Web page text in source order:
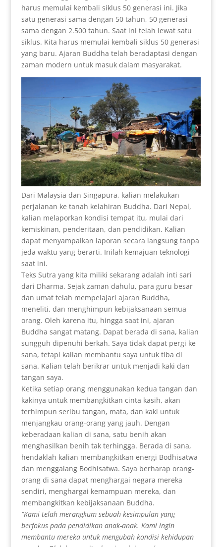
harus memulai kembali siklus 50 generasi ini. Jika
satu generasi sama dengan 50 tahun, 50 generasi
sama dengan 2.500 tahun. Saat ini telah lewat satu
siklus. Kita harus memulai kembali siklus 50 generasi
yang baru. Ajaran Buddha telah beradaptasi dengan
zaman modern untuk masuk dalam masyarakat.
Dari Malaysia dan Singapura, kalian melakukan
perjalanan ke tanah kelahiran Buddha. Dari Nepal,
kalian melaporkan kondisi tempat itu, mulai dari
kemiskinan, penderitaan, dan pendidikan. Kalian
dapat menyampaikan laporan secara langsung tanpa
jeda waktu yang berarti. Inilah kemajuan teknologi
saat ini.
Teks Sutra yang kita miliki sekarang adalah inti sari
dari Dharma. Sejak zaman dahulu, para guru besar
dan umat telah mempelajari ajaran Buddha,
meneliti, dan menghimpun kebijaksanaan semua
orang. Oleh karena itu, hingga saat ini, ajaran
Buddha sangat matang. Dapat berada di sana, kalian
sungguh dipenuhi berkah. Saya tidak dapat pergi ke
sana, tetapi kalian membantu saya untuk tiba di
sana. Kalian telah berikrar untuk menjadi kaki dan
tangan saya.
Ketika setiap orang menggunakan kedua tangan dan
kakinya untuk membangkitkan cinta kasih, akan
terhimpun seribu tangan, mata, dan kaki untuk
menjangkau orang-orang yang jauh. Dengan
keberadaan kalian di sana, satu benih akan
menghasilkan benih tak terhingga. Berada di sana,
hendaklah kalian membangkitkan energi Bodhisatwa
dan menggalang Bodhisatwa. Saya berharap orang-
orang di sana dapat menghargai negara mereka
sendiri, menghargai kemampuan mereka, dan
membangkitkan kebijaksanaan Buddha.
“Kami telah merangkum sebuah kesimpulan yang
berfokus pada pendidikan anak-anak. Kami ingin
membantu mereka untuk mengubah kondisi kehidupan